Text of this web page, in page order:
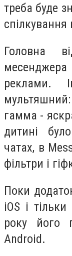
треба буде
Головна
месенджера
реклами.
гамма -
дитині
чатах, в
фільтри і
Поки
iOS і
року його
Android.